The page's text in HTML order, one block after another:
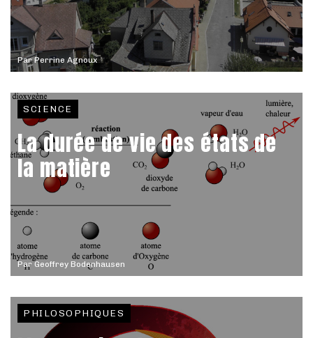
ParPerrine Agnoux
ParGeoffrey Bodenhausen
SCIENCE
La durée de vie des états de
la matière
PHILOSOPHIQUES